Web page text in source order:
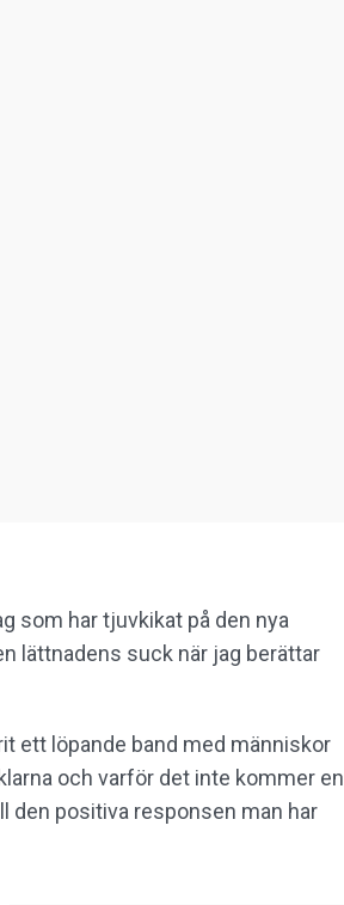
som har tjuvkikat på den nya
lättnadens suck när jag berättar
ett löpande band med människor
och varför det inte kommer en
den positiva responsen man har